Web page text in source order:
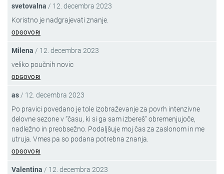
svetovalna / 12. decembra 2023
Koristno je nadgrajevati znanje.
ODGOVORI
Milena / 12. decembra 2023
veliko poučnih novic
ODGOVORI
as / 12. decembra 2023
Po pravici povedano je tole izobraževanje za povrh intenzivne
delovne sezone v “času, ki si ga sam izbereš” obremenjujoče,
nadležno in preobsežno. Podaljšuje moj čas za zaslonom in me
utruja. Vmes pa so podana potrebna znanja.
ODGOVORI
Valentina / 12. decembra 2023